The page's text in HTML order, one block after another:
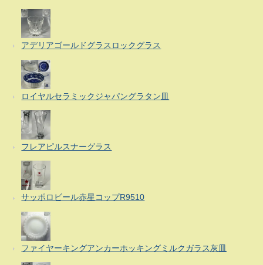
アデリアゴールドグラスロックグラス
ロイヤルセラミックジャパングラタン皿
フレアピルスナーグラス
サッポロビール赤星コップR9510
ファイヤーキングアンカーホッキングミルクガラス灰皿